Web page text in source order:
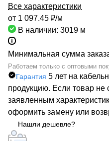
Все характеристики
от 1 097.45 ₽/м
В наличии: 3019 м
Минимальная сумма
Работаем только с оптовыми
Гарантия 5 лет на
продукцию. Если товар не
заявленным
оформить замену или
Нашли дешевле?